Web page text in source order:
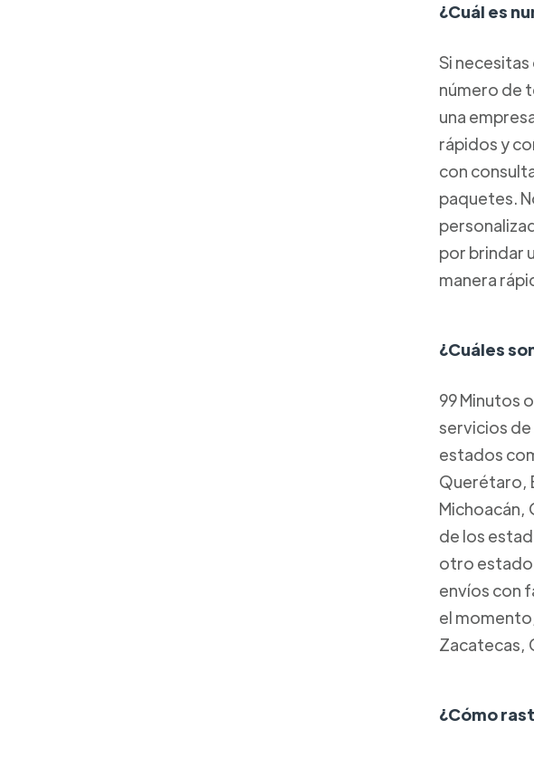
¿Cuál es
Si
número de
una
rápidos y
con
paquetes.
por brindar
manera
¿Cuáles
99 Minutos
servicios
estados
Querétaro,
Michoacán,
de los
otro estado
envíos con
el
Zacatecas,
¿Cómo